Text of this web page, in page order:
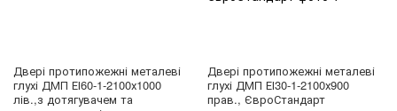
Двері протипожежні металеві
глухі ДМП ЕІ60-1-2100х1000
лів.,з дотягувачем та
Двері протипожежні металеві
глухі ДМП ЕІ30-1-2100х900
прав., ЄвроСтандарт